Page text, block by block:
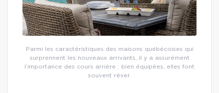
Parmi les caractéristiques des maisons québécoises qui
surprennent les nouveaux arrivants, il y a assurément
l’importance des cours arrière : bien équipées, elles font
souvent rêver.